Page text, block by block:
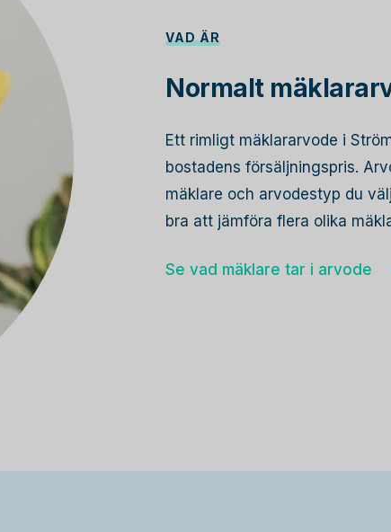
VAD ÄR
Normalt
Ett rimligt mäklararvode i
bostadens försäljningspris.
mäklare och arvodestyp du
bra att jämföra flera olika
Se vad mäklare tar i arvode